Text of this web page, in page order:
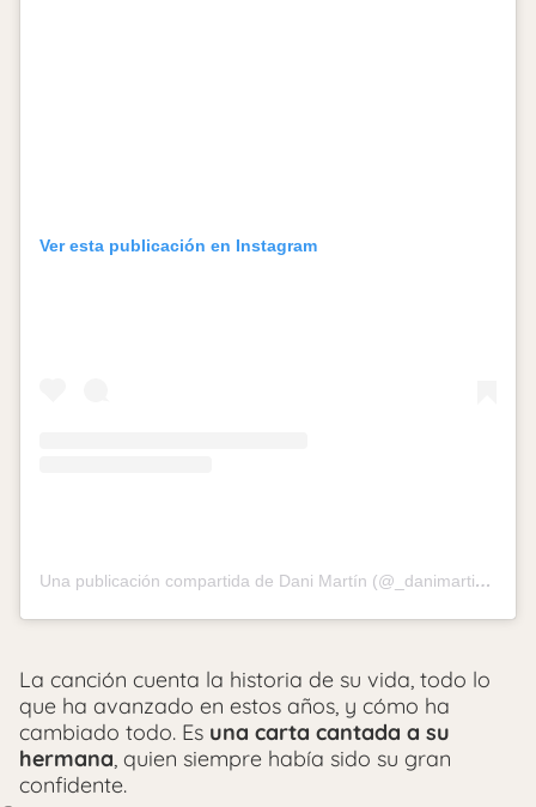
Ver esta publicación en Instagram
Una publicación compartida de Dani Martín (@_danimartin_)
La canción cuenta la historia de su vida, todo lo
que ha avanzado en estos años, y cómo ha
cambiado todo. Es una carta cantada a su
hermana, quien siempre había sido su gran
confidente.